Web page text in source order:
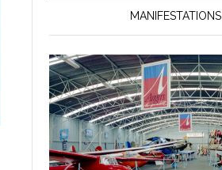
MANIFESTATIONS